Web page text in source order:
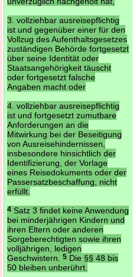
3. vollziehbar ausreisepflichtig
ist und gegenüber einer für den
Vollzug des Aufenthaltsgesetzes
zuständigen Behörde fortgesetzt
über seine Identität oder
Staatsangehörigkeit täuscht
oder fortgesetzt falsche
Angaben macht oder
4. vollziehbar ausreisepflichtig
ist und fortgesetzt zumutbare
Anforderungen an die
Mitwirkung bei der Beseitigung
von Ausreisehindernissen,
insbesondere hinsichtlich der
Identifizierung, der Vorlage
eines Reisedokuments oder der
Passersatzbeschaffung, nicht
erfüllt.
4Satz 3 findet keine Anwendung
bei minderjährigen Kindern und
ihren Eltern oder anderen
Sorgeberechtigten sowie ihren
volljährigen, ledigen
Geschwistern.
5Die §§ 48 bis
50 bleiben unberührt.